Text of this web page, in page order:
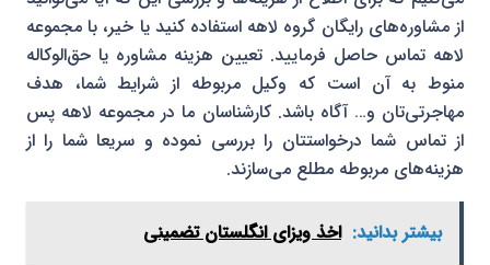
از مشاوره‌های رایگان گروه لاهه استفاده کنید یا خیر، با مجموعه
لاهه تماس حاصل فرمایید. تعیین هزینه مشاوره یا حق‌الوکاله
منوط به آن است که وکیل مربوطه از شرایط شما، هدف
مهاجرتی‌تان و… آگاه باشد. کارشناسان ما در مجموعه لاهه پس
از تماس شما درخواستتان را بررسی نموده و سریعا شما را از
هزینه‌های مربوطه مطلع می‌سازند.
بیشتر بدانید: اخذ ویزای انگلستان تضمینی